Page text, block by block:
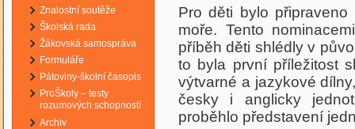
Znalostní soutěže
Školská rada
Žákovská samospráva
Formuláře
Pátoviny-školní časopis
ProŠkoly – testy
rozumových schopností
Archiv
Pro děti bylo
moře. Tento
příběh děti shlédly v
to byla první příležitost
výtvarné a jazykové
česky i anglicky
proběhlo představení